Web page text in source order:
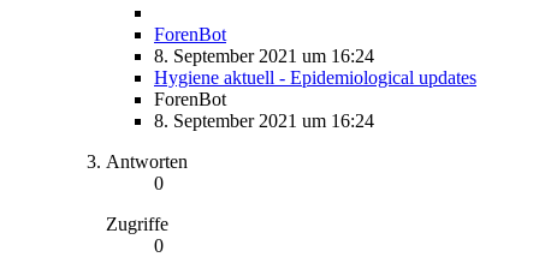
ForenBot
8. September 2021 um 16:24
Hygiene aktuell - Epidemiological updates
ForenBot
8. September 2021 um 16:24
Antworten
0
Zugriffe
0